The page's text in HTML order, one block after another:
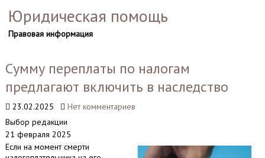
Юридическая помощь
Правовая информация
Сумму переплаты по налогам
предлагают включить в наследство
23.02.2025
Нет комментариев
Выбор редакции
21 февраля 2025
Если на момент смерти